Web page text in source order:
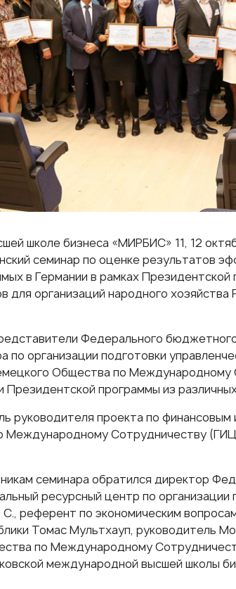
школе бизнеса «МИРБИС» 11, 12
семинар по оценке результатов
в Германии в рамках Президентской
для организаций народного хозяйства
Федерального
организации подготовки
Общества по Международному
Президентской программы из
руководителя проекта по финансовым
Сотрудничеству
семинара обратился директор
ресурсный центр по организации
С., референт по экономическим
Томас Мультхауп, руководитель
по Международному
международной высшей школы